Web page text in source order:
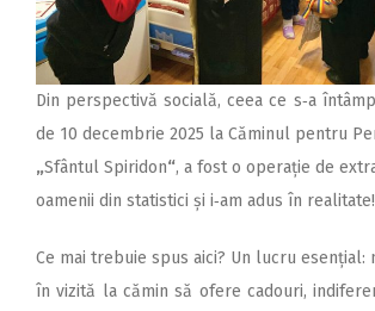
Din perspectivă socială, ceea ce s‑a
de 10 decembrie 2025 la Căminul pentru
„Sfântul Spiridon“, a fost o operație de
oamenii din statistici și i‑am adus în realitate!
Ce mai trebuie spus aici? Un lucru esențial:
în vizită la cămin să ofere cadouri,